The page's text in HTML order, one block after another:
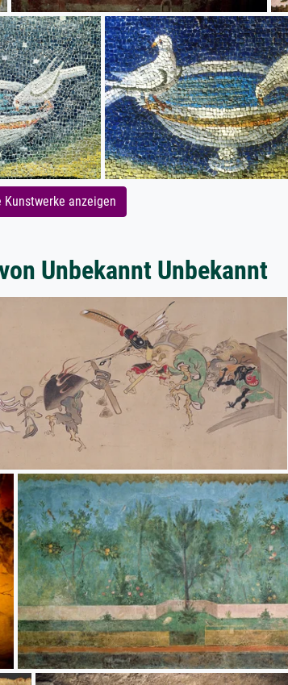
Kunstwerke anzeigen
Unbekannt Unbekannt